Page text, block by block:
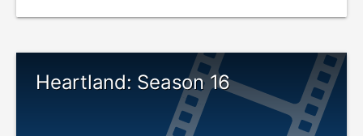
Heartland: Season 16